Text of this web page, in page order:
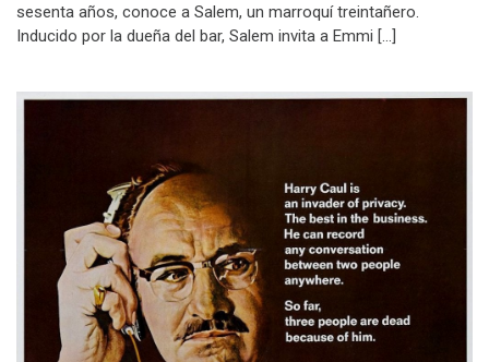
sesenta años, conoce a Salem, un marroquí treintañero.
Inducido por la dueña del bar, Salem invita a Emmi […]